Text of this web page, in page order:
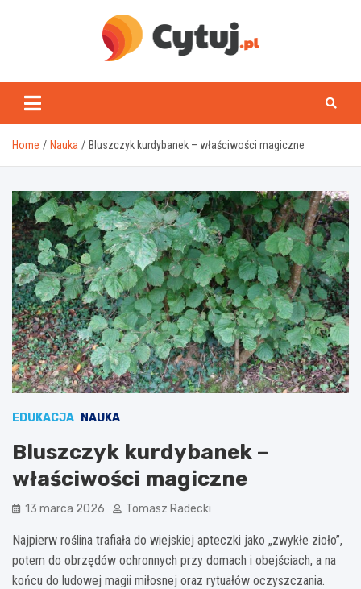
www.cytuj.pl
Home Nauka Bluszczyk kurdybanek – właściwości magiczne
EDUKACJA NAUKA
Bluszczyk kurdybanek –
właściwości magiczne
13 marca 2026 Tomasz Radecki
Najpierw roślina trafiała do wiejskiej apteczki jako „zwykłe zioło”,
potem do obrzędów ochronnych przy domach i obejściach, a na
końcu do ludowej magii miłosnej oraz rytuałów oczyszczania.